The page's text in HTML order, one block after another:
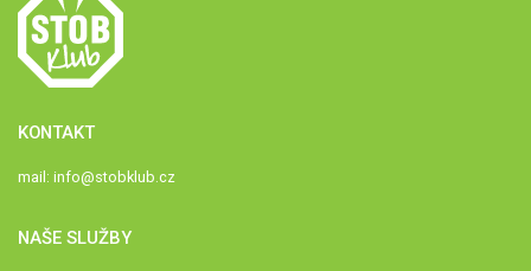
KONTAKT
mail: info@stobklub.cz
NAŠE SLUŽBY